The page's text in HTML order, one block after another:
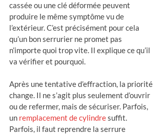
cassée ou une clé déformée peuvent
produire le même symptôme vu de
l’extérieur. C’est précisément pour cela
qu’un bon serrurier ne promet pas
n’importe quoi trop vite. Il explique ce qu’il
va vérifier et pourquoi.
Après une tentative d’effraction, la priorité
change. Il ne s’agit plus seulement d’ouvrir
ou de refermer, mais de sécuriser. Parfois,
un remplacement de cylindre suffit.
Parfois, il faut reprendre la serrure